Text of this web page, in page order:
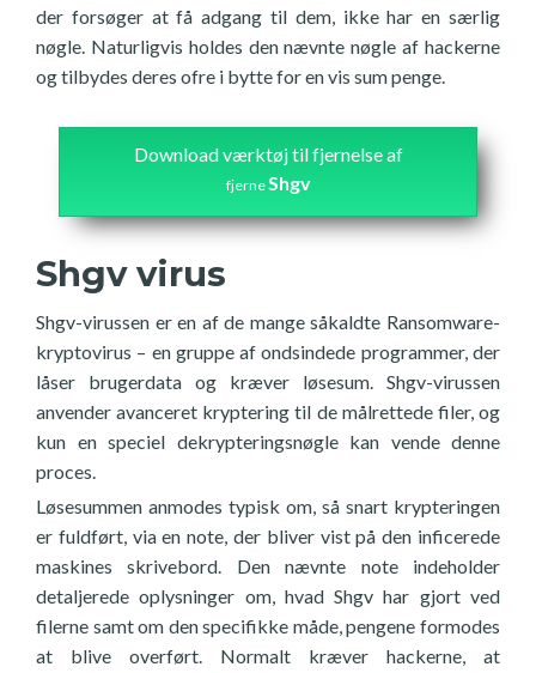
der forsøger at få adgang til dem, ikke har en særlig
nøgle. Naturligvis holdes den nævnte nøgle af hackerne
og tilbydes deres ofre i bytte for en vis sum penge.
Download værktøj til fjernelse af
fjerneShgv
Shgv virus
Shgv-virussen er en af de mange såkaldte Ransomware-
kryptovirus – en gruppe af ondsindede programmer, der
låser brugerdata og kræver løsesum. Shgv-virussen
anvender avanceret kryptering til de målrettede filer, og
kun en speciel dekrypteringsnøgle kan vende denne
proces.
Løsesummen anmodes typisk om, så snart krypteringen
er fuldført, via en note, der bliver vist på den inficerede
maskines skrivebord. Den nævnte note indeholder
detaljerede oplysninger om, hvad Shgv har gjort ved
filerne samt om den specifikke måde, pengene formodes
at blive overført. Normalt kræver hackerne, at